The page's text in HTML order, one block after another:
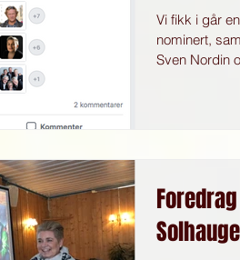
Vi fikk i går
nominert,
Sven Nordin